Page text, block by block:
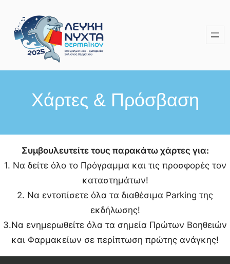
content
Χάρτες & Πρόσβαση
Συμβουλευτείτε τους παρακάτω χάρτες για:
1. Να δείτε όλο το Πρόγραμμα και τις προσφορές τον
καταστημάτων!
2. Να εντοπίσετε όλα τα διαθέσιμα Parking της
εκδήλωσης!
3.Να ενημερωθείτε όλα τα σημεία Πρώτων Βοηθειών
και Φαρμακείων σε περίπτωση πρώτης ανάγκης!